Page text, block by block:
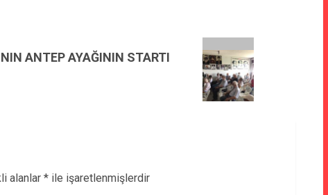
ANTEP AYAĞININ STARTI
alanlar * ile işaretlenmişlerdir